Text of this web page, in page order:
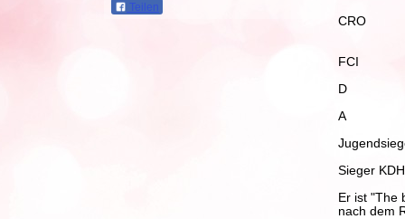
CRO
FCI
D
A
Sieger
Er ist "The
nach dem
Teilen